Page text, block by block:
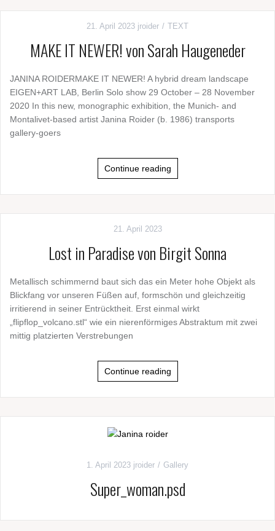
21. April 2023 jroider TEXT
MAKE IT NEWER! von Sarah Haugeneder
JANINA ROIDERMAKE IT NEWER! A hybrid dream landscape
EIGEN+ART LAB, Berlin Solo show 29 October – 28 November
2020 In this new, monographic exhibition, the Munich- and
Montalivet-based artist Janina Roider (b. 1986) transports
gallery-goers
Continue reading
21. April 2023
Lost in Paradise von Birgit Sonna
Metallisch schimmernd baut sich das ein Meter hohe Objekt als
Blickfang vor unseren Füßen auf, formschön und gleichzeitig
irritierend in seiner Entrücktheit. Erst einmal wirkt
„flipflop_volcano.stl“ wie ein nierenförmiges Abstraktum mit zwei
mittig platzierten Verstrebungen
Continue reading
1. April 2023 jroider Gallery
Super_woman.psd